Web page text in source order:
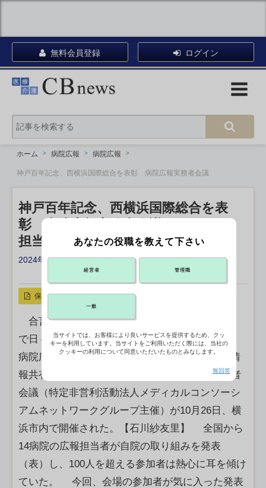
無料会員登録 ログイン
ホーム 病院広報 病院広報
神戸百年記念、西横浜国際総合を表彰 病院広報実務者会議
神戸百年記念、西横浜国際総合を表
彰 病院広報実務者会議
担当者同士で病院広報のヒント探る
2024年11月06日 18:53
リンクをコピー X ポスト
保存
合言葉は「TTP（徹底的にパクる）」、手探り
で日々の業務に取り組む病院広報にヒントを―。
病院広報実務者による病院広報実務者のための情
報共有・交流の場として、第20回病院広報実務者
会議（特定非営利活動法人メディカルコンソーシ
アムネットワークグループ主催）が10月26日、横
浜市内で開催された。【石川紗友里】 全国から
14病院の広報担当者が自院の取り組みを発表
（表）し、100人を超える参加者は熱心に耳を傾け
ていた。 今回、会場の参加者が気に入った発表
あなたの役職を教えて下さい
経営者 管理職
一般
当サイトでは、お客様により良いサービスを提供するため、クッ
キーを利用しています。当サイトをご利用いただく際には、当社の
クッキーの利用について同意いただいたものとみなします。
無回答